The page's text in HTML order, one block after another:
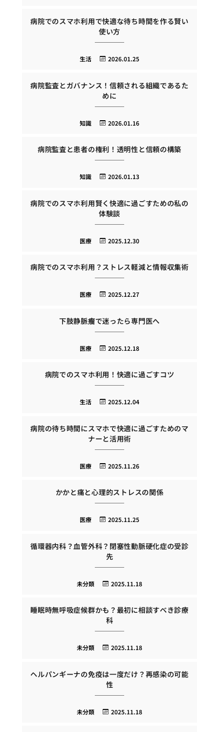
病院でのスマホ利用で快適な待ち時間を作る賢い
使い方
2026.01.25
生活
病院監査とガバナンス！信頼される組織であるた
めに
2026.01.16
知識
病院監査と患者の権利！透明性と信頼の構築
2026.01.13
知識
病院でのスマホ利用賢く快適に過ごすための私の
体験談
2025.12.30
医療
病院でのスマホ利用？ストレス軽減と情報収集術
2025.12.27
医療
下肢静脈瘤で迷ったら専門医へ
2025.12.18
医療
病院でのスマホ利用！快適に過ごすコツ
2025.12.04
生活
病院の待ち時間にスマホで快適に過ごすためのマ
ナーと活用術
2025.11.26
医療
かかと痛と心理的ストレスの関係
2025.11.25
医療
循環器内科？血管外科？閉塞性動脈硬化症の受診
先
2025.11.18
未分類
睡眠時無呼吸症候群かも？最初に相談すべき診療
科
2025.11.18
未分類
ヘルパンギーナの免疫は一度だけ？再感染の可能
性
2025.11.18
未分類